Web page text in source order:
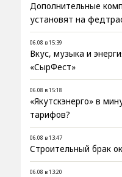
Дополнительные
установят на
06.08 в 15:39
Вкус, музыка и
«СырФест»
06.08 в 15:18
«Якутскэнерго» в
тарифов?
06.08 в 13:47
Строительный брак
06.08 в 13:20